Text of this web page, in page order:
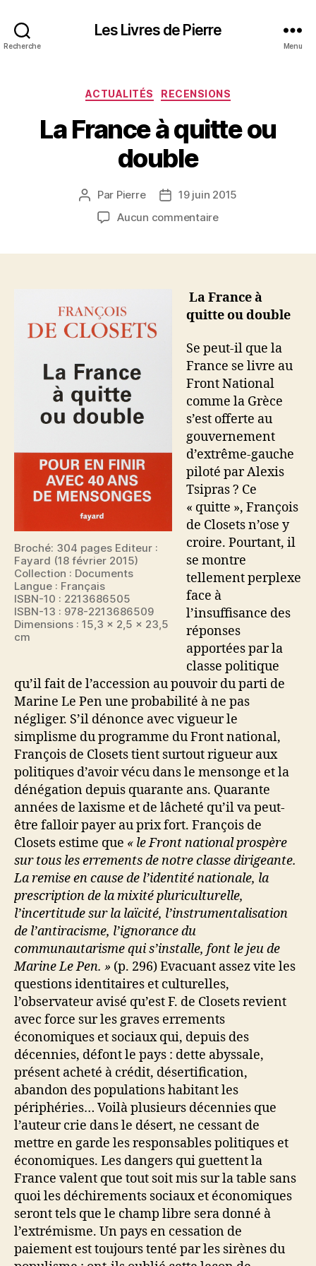
Recherche
Les Livres de Pierre
Menu
Catégories
ACTUALITÉS RECENSIONS
La France à quitte ou
double
Auteur
l’article
Par Pierre
Date19 juin 2015
Aucun commentairesur
ou
double
Broché: 304 pages Editeur :
Fayard (18 février 2015)
Collection : Documents
Langue : Français
ISBN-10 : 2213686505
ISBN-13 : 978-2213686509
Dimensions : 15,3 x 2,5 x 23,5
cm
La France à
quitte ou double
Se peut-il que la
France se livre au
Front National
comme la Grèce
s’est offerte au
gouvernement
d’extrême-gauche
piloté par Alexis
Tsipras ? Ce
« quitte », François
de Closets n’ose y
croire. Pourtant, il
se montre
tellement perplexe
face à
l’insuffisance des
réponses
apportées par la
classe politique
qu’il fait de l’accession au pouvoir du parti de
Marine Le Pen une probabilité à ne pas
négliger. S’il dénonce avec vigueur le
simplisme du programme du Front national,
François de Closets tient surtout rigueur aux
politiques d’avoir vécu dans le mensonge et la
dénégation depuis quarante ans. Quarante
années de laxisme et de lâcheté qu’il va peut-
être falloir payer au prix fort. François de
Closets estime que « le Front national prospère
sur tous les errements de notre classe dirigeante.
La remise en cause de l’identité nationale, la
prescription de la mixité pluriculturelle,
l’incertitude sur la laïcité, l’instrumentalisation
de l’antiracisme, l’ignorance du
communautarisme qui s’installe, font le jeu de
Marine Le Pen. » (p. 296) Evacuant assez vite les
questions identitaires et culturelles,
l’observateur avisé qu’est F. de Closets revient
avec force sur les graves errements
économiques et sociaux qui, depuis des
décennies, défont le pays : dette abyssale,
présent acheté à crédit, désertification,
abandon des populations habitant les
périphéries… Voilà plusieurs décennies que
l’auteur crie dans le désert, ne cessant de
mettre en garde les responsables politiques et
économiques. Les dangers qui guettent la
France valent que tout soit mis sur la table sans
quoi les déchirements sociaux et économiques
seront tels que le champ libre sera donné à
l’extrémisme. Un pays en cessation de
paiement est toujours tenté par les sirènes du